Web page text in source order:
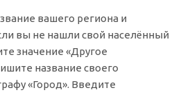
вашего региона и
вы не нашли свой населённый
значение «Другое
название своего
«Город». Введите